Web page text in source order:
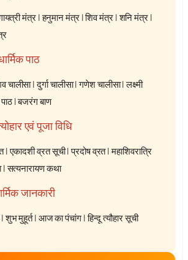
मंत्र|हनुमान मंत्र|शिव मंत्र|शनि मंत्र|
पाठ
चालीसा|दुर्गा चालीसा|गणेश चालीसा|लक्ष्मी
|बजरंग बाण
एवं पूजा विधि
|एकादशी व्रत सूची|प्रदोष व्रत|महाशिवरात्रि
|सत्यनारायण कथा
जानकारी
शुभ मुहूर्त|आज का पंचांग|हिन्दू त्यौहार सूची